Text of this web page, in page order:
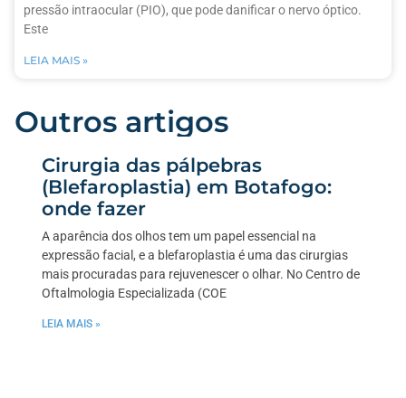
pressão intraocular (PIO), que pode danificar o nervo óptico.
Este
LEIA MAIS »
Outros artigos
Cirurgia das pálpebras
(Blefaroplastia) em Botafogo:
onde fazer
A aparência dos olhos tem um papel essencial na
expressão facial, e a blefaroplastia é uma das cirurgias
mais procuradas para rejuvenescer o olhar. No Centro de
Oftalmologia Especializada (COE
LEIA MAIS »